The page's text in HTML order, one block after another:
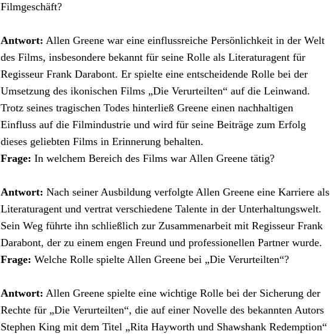
Filmgeschäft?
Antwort: Allen Greene war eine einflussreiche Persönlichkeit in der Welt
des Films, insbesondere bekannt für seine Rolle als Literaturagent für
Regisseur Frank Darabont. Er spielte eine entscheidende Rolle bei der
Umsetzung des ikonischen Films „Die Verurteilten“ auf die Leinwand.
Trotz seines tragischen Todes hinterließ Greene einen nachhaltigen
Einfluss auf die Filmindustrie und wird für seine Beiträge zum Erfolg
dieses geliebten Films in Erinnerung behalten.
Frage: In welchem Bereich des Films war Allen Greene tätig?
Antwort: Nach seiner Ausbildung verfolgte Allen Greene eine Karriere als
Literaturagent und vertrat verschiedene Talente in der Unterhaltungswelt.
Sein Weg führte ihn schließlich zur Zusammenarbeit mit Regisseur Frank
Darabont, der zu einem engen Freund und professionellen Partner wurde.
Frage: Welche Rolle spielte Allen Greene bei „Die Verurteilten“?
Antwort: Allen Greene spielte eine wichtige Rolle bei der Sicherung der
Rechte für „Die Verurteilten“, die auf einer Novelle des bekannten Autors
Stephen King mit dem Titel „Rita Hayworth und Shawshank Redemption“